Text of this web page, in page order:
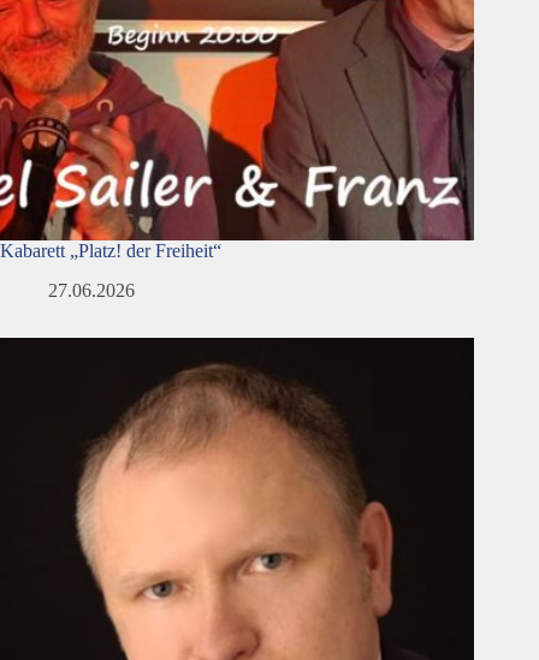
Kabarett „Platz! der Freiheit“
27.06.2026